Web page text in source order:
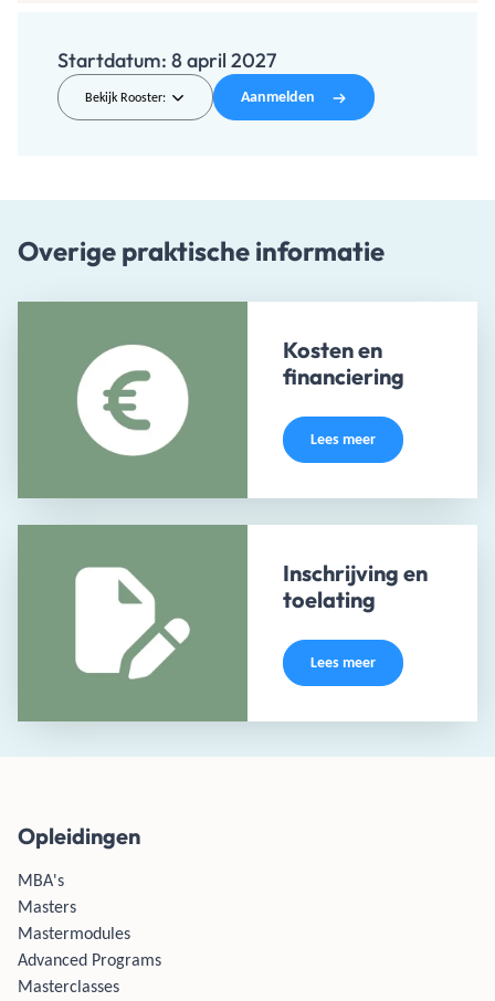
Startdatum: 8 april 2027
Bekijk Rooster: Aanmelden
Overige praktische informatie
Kosten en
financiering
Lees meer
Inschrijving en
toelating
Lees meer
Opleidingen
MBA's
Masters
Mastermodules
Advanced Programs
Masterclasses